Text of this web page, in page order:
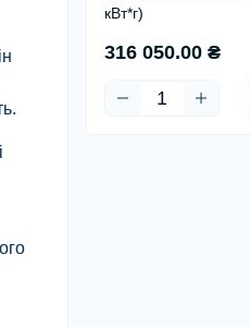
кВт*г)
316 050.00 ₴